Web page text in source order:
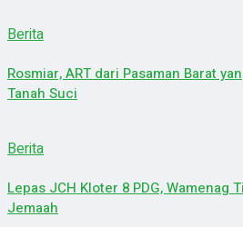
Berita
Rosmiar, ART dari Pasaman Barat
Tanah Suci
Berita
Lepas JCH Kloter 8 PDG, Wamenag
Jemaah